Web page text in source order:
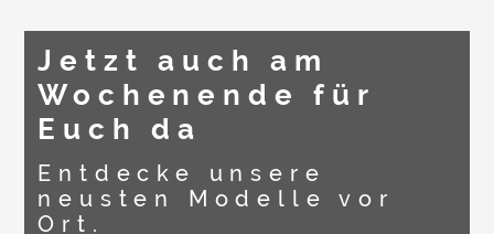
Vanlife Ferropolis
Lass dich von
unserem Classic+
Caravelle begeistern
und erlebe ihn am
Strand von Ferropolis.